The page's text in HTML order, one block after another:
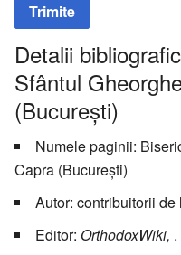
Trimite
Detalii
Sfântul
(București)
Numele paginii:
Capra (București)
Autor: contribuitorii
Editor: OrthodoxWiki, .